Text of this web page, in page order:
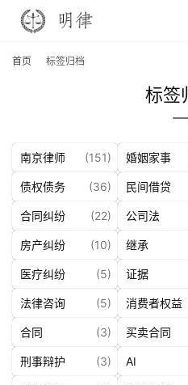
首页 标签归档
标签
南京律师 (151) 婚姻家事
债权债务 (36) 民间借贷
合同纠纷 (22) 公司法
房产纠纷 (10) 继承
医疗纠纷 (5) 证据
法律咨询 (5) 消费者权益
合同 (3) 买卖合同
刑事辩护 (3) AI